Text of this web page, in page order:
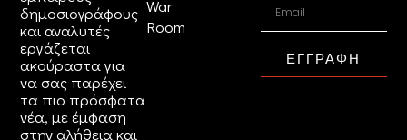
δημοσιογράφους
και αναλυτές
εργάζεται
ακούραστα για
να σας παρέχει
τα πιο πρόσφατα
νέα, με έμφαση
στην αλήθεια και
War
Room
ΕΓΓΡΑΦΗ